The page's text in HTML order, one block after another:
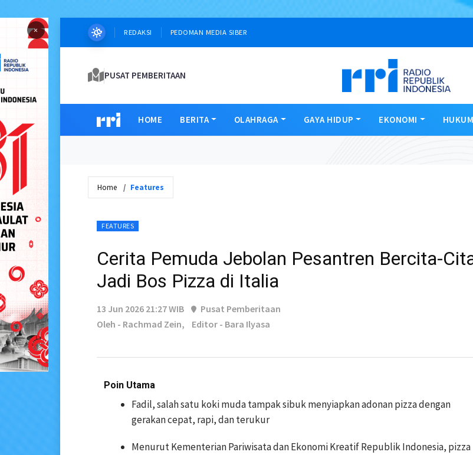
× REDAKSI PEDOMAN MEDIA SIBER
PUSAT PEMBERITAAN
HOME BERITA OLAHRAGA GAYA HIDUP EKONOMI HUKUM
Home Features
FEATURES
Cerita Pemuda Jebolan Pesantren Bercita-
Jadi Bos Pizza di Italia
13 Jun 2026 21:27 WIB
Pusat Pemberitaan
Oleh - Rachmad Zein,
Editor - Bara Ilyasa
Poin Utama
Fadil, salah satu koki muda tampak sibuk menyiapkan adonan pizza dengan
gerakan cepat, rapi, dan terukur
Menurut Kementerian Pariwisata dan Ekonomi Kreatif Republik Indonesia, pizza